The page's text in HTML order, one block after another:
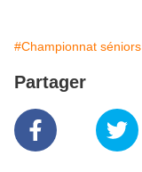
#Championnat séniors
Partager